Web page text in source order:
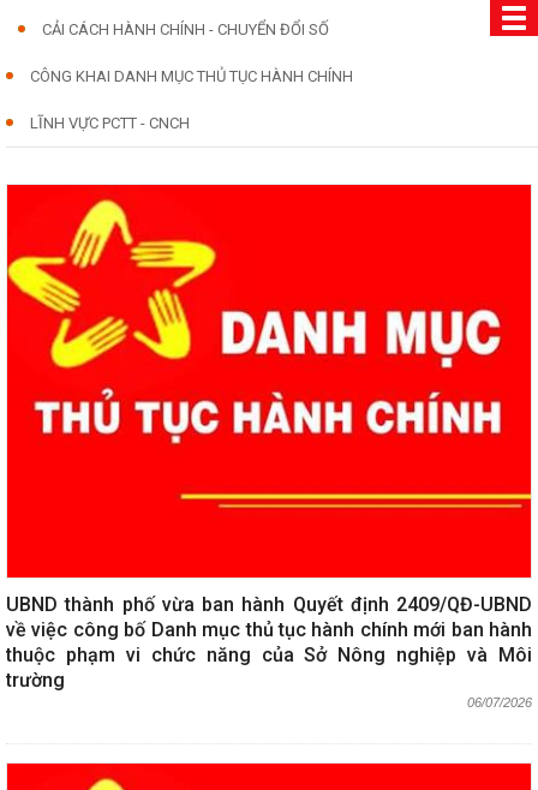
CẢI CÁCH HÀNH CHÍNH - CHUYỂN ĐỔI SỐ
CÔNG KHAI DANH MỤC THỦ TỤC HÀNH CHÍNH
LĨNH VỰC PCTT - CNCH
UBND thành phố vừa ban hành Quyết định 2409/QĐ-UBND
về việc công bố Danh mục thủ tục hành chính mới ban hành
thuộc phạm vi chức năng của Sở Nông nghiệp và Môi
trường
06/07/2026